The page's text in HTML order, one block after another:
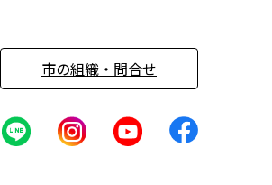
市の組織・問合せ